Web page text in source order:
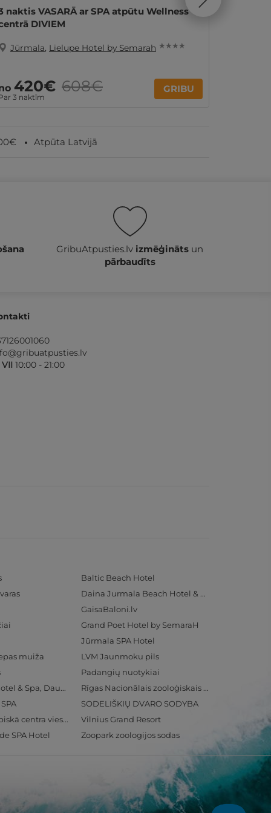
naktis VASARĀ ar SPA atpūtu Wellness
DIVIEM
Jūrmala, Lielupe Hotel by Semarah ★ ★ ★ ★
420€
3 naktīm
608€ GRIBU
Atpūta Latvijā
GribuAtpusties.lv izmēģināts un
pārbaudīts
VII 10:00 - 21:00
Baltic Beach Hotel
Daina Jurmala Beach Hotel & SPA
GaisaBaloni.lv
Grand Poet Hotel by SemaraH
Jūrmala SPA Hotel
muiža
LVM Jaunmoku pils
Padangių nuotykiai
Radisson Blu Hotel & Spa, Daugava Riga
Rīgas Nacionālais zooloģiskais dārzs
SODELIŠKIŲ DVARO SODYBA
Ventspils Olimpiskā centra viesnīca
Vilnius Grand Resort
SPA Hotel Zoopark zoologijos sodas